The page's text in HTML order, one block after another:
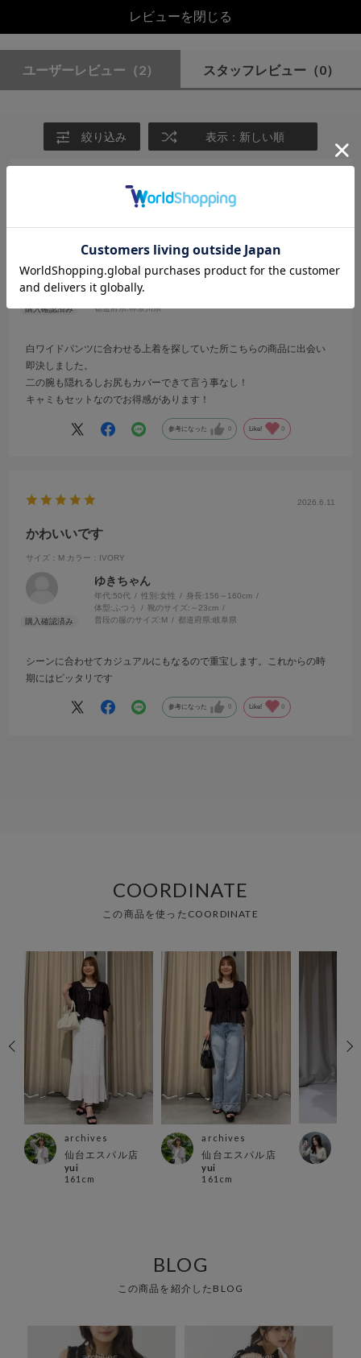
レビューを閉じる
ユーザーレビュー （2） スタッフレビュー （0）
絞り込み 表示：新しい順
カラー：BROWN
よねちゃん
年代:50代 性別:
靴のサイズ:～23cm
都道府県:神奈川県
白ワイドパンツに合わせる上着を探していた所こちらの商品に出会い
即決しました。
二の腕も隠れるしお尻もカバーできて言う事なし！
キャミもセットなのでお得感があります！
参考になった 0 Like! 0
2026.6.11
かわいいです
サイズ：M カラー：IVORY
ゆきちゃん
年代:50代 性別:女性 身長:156～160cm
体型: ふつう 靴のサイズ: ～23cm
普段の服のサイズ:M 都道府県:岐阜県
シーンに合わせてカジュアルにもなるので重宝します。これからの時
期にはピッタリです
参考になった 0 Like! 0
COORDINATE
この商品を使ったCOORDINATE
archives
仙台エスパル店
yui
161cm
archives
仙台エスパル店
yui
161cm
BLOG
この商品を紹介したBLOG